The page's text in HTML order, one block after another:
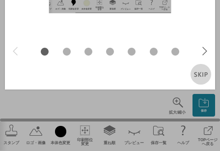
保存
拡大/縮小
スタンプ ロゴ・画像 本体色変更
印刷部位
変更 重ね順 プレビュー 保存一覧 ヘルプ
TOPページ
へ戻る